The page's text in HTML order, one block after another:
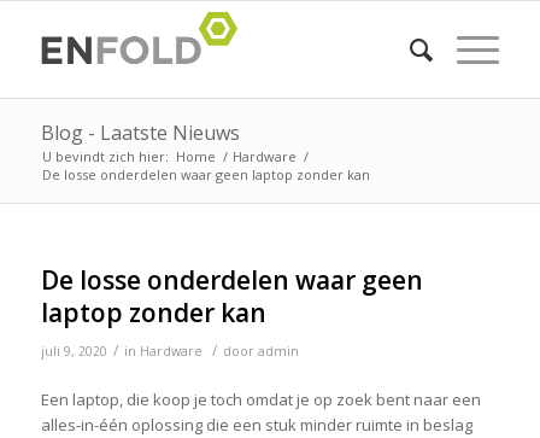
Blog - Laatste Nieuws
U bevindt zich hier: Home / Hardware /
De losse onderdelen waar geen laptop zonder kan
De losse onderdelen waar geen
laptop zonder kan
juli 9, 2020 / in Hardware / door admin
Een laptop, die koop je toch omdat je op zoek bent naar een
alles-in-één oplossing die een stuk minder ruimte in beslag